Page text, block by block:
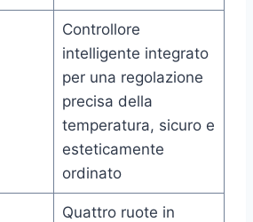
Controllore
intelligente integrato
per una regolazione
precisa della
temperatura, sicuro e
esteticamente
ordinato
Quattro ruote in